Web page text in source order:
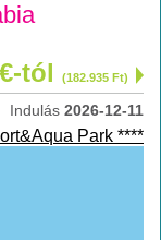
tól (182.935 Ft)
Indulás 2026-12-11